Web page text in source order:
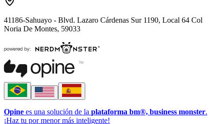
41186-Sahuayo - Blvd. Lazaro Cárdenas Sur 1190, Local 64 Col
Noria De Montes, 59033
Opine es una solución de la plataforma bm®, business monster.
¡Haz tu por menor más inteligente!